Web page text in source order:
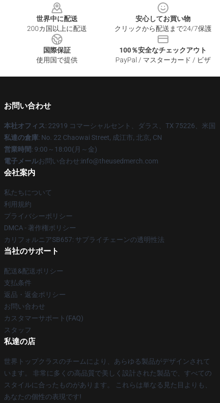
世界中に配送
200カ国以上に配送
安心してお買い物
クリックから配送まで24/7保護
国際保証
使用国で提供
100％安全なチェックアウト
PayPal / マスターカード / ビザ
お問い合わせ
本社オフィス: 22919 コマーシャルセント、ダラス、TX 75226、米国
私達の倉庫: No. 22 Chaowai Street, 成江市, 北京, CN
営業時間: 9:00～18:00(月～金)
電子メールお問い合わせ:info@theusedmerch.com
会社案内
私たちについて
利用規約
プライバシーポリシー
DMCA - 著作権ポリシー
カリフォルニアSB657: サプライチェーンの透明性法
当社のサポート
配送&配送ポリシー
支払条件
返品・返金ポリシー
お問い合わせ
カスタマーサポート(FAQ)
スタッフ
私達の店
世界トップクラスのチームにより、あらゆる製品がデザインされて
います。 非常に多くの高品質で美しく設計された製品で、すべての
スタイルに合ったものがあります。 これらは単なる見た目よりも、
あなたの個性の表現です!